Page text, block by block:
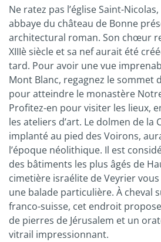
Ne ratez pas l’église Saint-
abbaye du château de Bonne
architectural roman. Son chœur
XIIIè siècle et sa nef aurait été
tard. Pour avoir une vue
Mont Blanc, regagnez le sommet
pour atteindre le monastère
Profitez-en pour visiter les lieux,
les ateliers d’art. Le dolmen de la
implanté au pied des Voirons,
l’époque néolithique. Il est
des bâtiments les plus âgés de
cimetière israélite de Veyrier
une balade particulière. À cheval
franco-suisse, cet endroit
de pierres de Jérusalem et un
vitrail impressionnant.